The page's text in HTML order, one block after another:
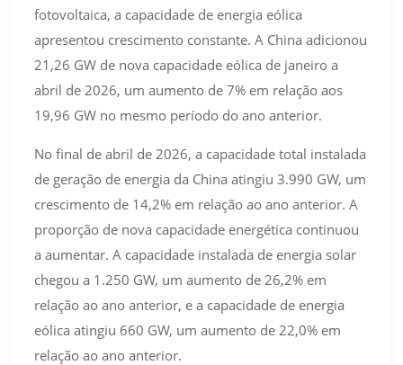
fotovoltaica, a capacidade de energia eólica
apresentou crescimento constante. A China adicionou
21,26 GW de nova capacidade eólica de janeiro a
abril de 2026, um aumento de 7% em relação aos
19,96 GW no mesmo período do ano anterior.
No final de abril de 2026, a capacidade total instalada
de geração de energia da China atingiu 3.990 GW, um
crescimento de 14,2% em relação ao ano anterior. A
proporção de nova capacidade energética continuou
a aumentar. A capacidade instalada de energia solar
chegou a 1.250 GW, um aumento de 26,2% em
relação ao ano anterior, e a capacidade de energia
eólica atingiu 660 GW, um aumento de 22,0% em
relação ao ano anterior.